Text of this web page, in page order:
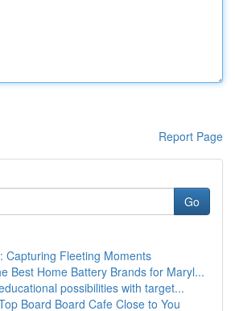
Report Page
Go
Capturing Fleeting Moments
Best Home Battery Brands for Maryl...
possibilities with target...
Board Board Cafe Close to You